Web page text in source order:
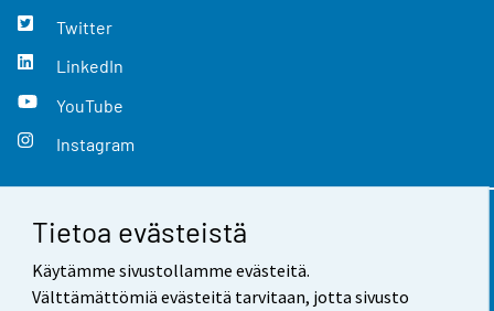
Tietoa evästeistä
Käytämme sivustollamme evästeitä.
Välttämättömiä evästeitä tarvitaan, jotta sivusto
Twitter
LinkedIn
YouTube
Instagram
Yhteystiedot
Palaute